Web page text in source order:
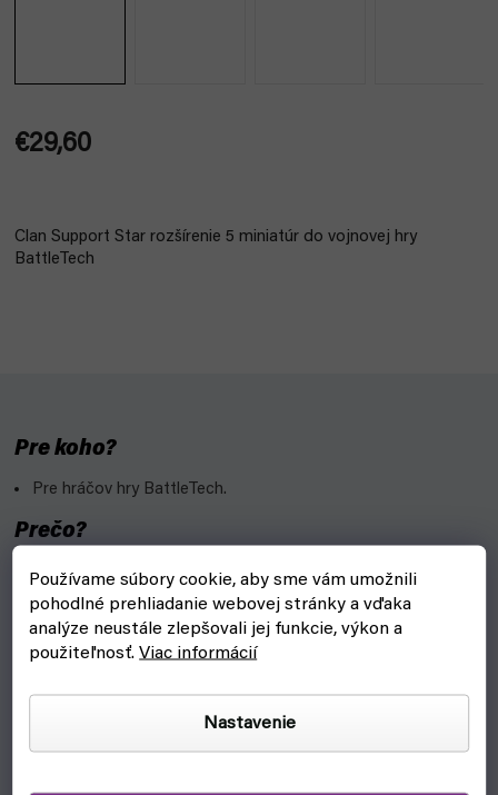
Používame súbory cookie, aby sme vám umožnili
pohodlné prehliadanie webovej stránky a vďaka
analýze neustále zlepšovali jej funkcie, výkon a
použiteľnosť.Viac informácií
Nastavenie
€29,60
Clan Support Star rozšírenie 5 miniatúr do vojnovej hry
BattleTech
Pre koho?
Pre hráčov hry BattleTech.
Prečo?
Päť figúrok Arctic Cheetah, Battle Cobra, Black Lanner,
Linebacker a Night Gyr
Support Star do BattleTech.
V balení nájdeš aj 5 kariet MechWarrior pilotov a 5 kariet
Alpha Strike.
Vlastnosti: